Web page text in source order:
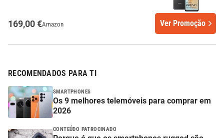
169,00 €Amazon Ver Promoção
RECOMENDADOS PARA TI
SMARTPHONES
Os 9 melhores telemóveis para comprar em
2026
CONTEÚDO PATROCINADO